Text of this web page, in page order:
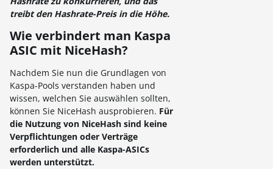
treibt den Hashrate-Preis in die Höhe.
Wie verbindert man Kaspa
ASIC mit NiceHash?
Nachdem Sie nun die Grundlagen von
Kaspa-Pools verstanden haben und
wissen, welchen Sie auswählen sollten,
können Sie NiceHash ausprobieren. Für
die Nutzung von NiceHash sind keine
Verpflichtungen oder Verträge
erforderlich und alle Kaspa-ASICs
werden unterstützt.